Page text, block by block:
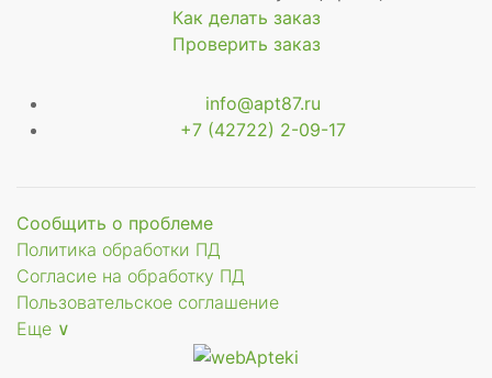
Как делать заказ
Проверить заказ
info@apt87.ru
+7 (42722) 2-09-17
Сообщить о проблеме
Политика обработки ПД
Согласие на обработку ПД
Пользовательское соглашение
Еще ∨